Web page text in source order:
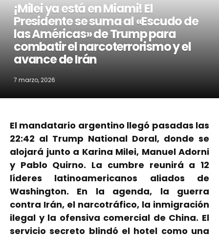
¡Milei ya está en Miami! El
Presidente se suma al «Escudo de
las Américas» de Trump para
combatir el narcoterrorismo y el
avance de Irán
7 marzo, 2026
El mandatario argentino llegó pasadas las
22:42 al Trump National Doral, donde se
alojará junto a Karina Milei, Manuel Adorni
y Pablo Quirno. La cumbre reunirá a 12
líderes latinoamericanos aliados de
Washington. En la agenda, la guerra
contra Irán, el narcotráfico, la inmigración
ilegal y la ofensiva comercial de China. El
servicio secreto blindó el hotel como una